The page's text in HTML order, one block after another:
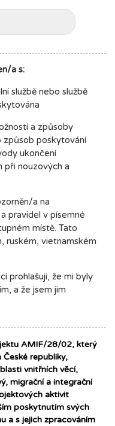
a s:
službě nebo službě
a způsoby
způsob poskytování
ukončení
při nouzových a
a na
pravidel v písemné
místě. Tato
ruském, vietnamském
prohlašuji, že mi byly
a že jsem jim
AMIF/28/02, který
republiky,
vnitřních věcí,
migrační a integrační
aktivit
poskytnutím svých
a s jejich zpracováním